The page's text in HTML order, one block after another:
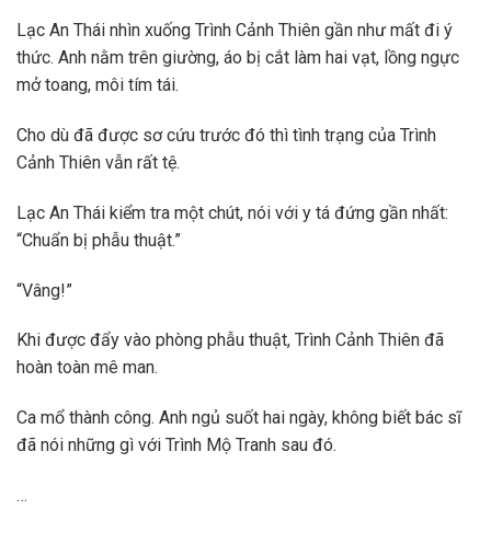
Lạc An Thái nhìn xuống Trình Cảnh Thiên gần như mất đi ý
thức. Anh nằm trên giường, áo bị cắt làm hai vạt, lồng ngực
mở toang, môi tím tái.
Cho dù đã được sơ cứu trước đó thì tình trạng của Trình
Cảnh Thiên vẫn rất tệ.
Lạc An Thái kiểm tra một chút, nói với y tá đứng gần nhất:
“Chuẩn bị phẫu thuật.”
“Vâng!”
Khi được đẩy vào phòng phẫu thuật, Trình Cảnh Thiên đã
hoàn toàn mê man.
Ca mổ thành công. Anh ngủ suốt hai ngày, không biết bác sĩ
đã nói những gì với Trình Mộ Tranh sau đó.
…